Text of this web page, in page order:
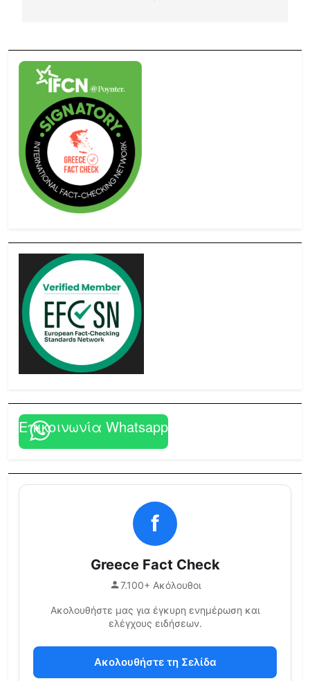
Επικοινωνία Whatsapp
f
Greece Fact Check
7.100+ Ακόλουθοι
Ακολουθήστε μας για έγκυρη ενημέρωση και
ελέγχους ειδήσεων.
Ακολουθήστε τη Σελίδα